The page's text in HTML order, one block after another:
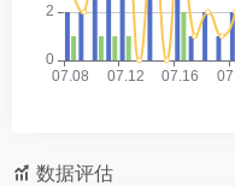
数据评估